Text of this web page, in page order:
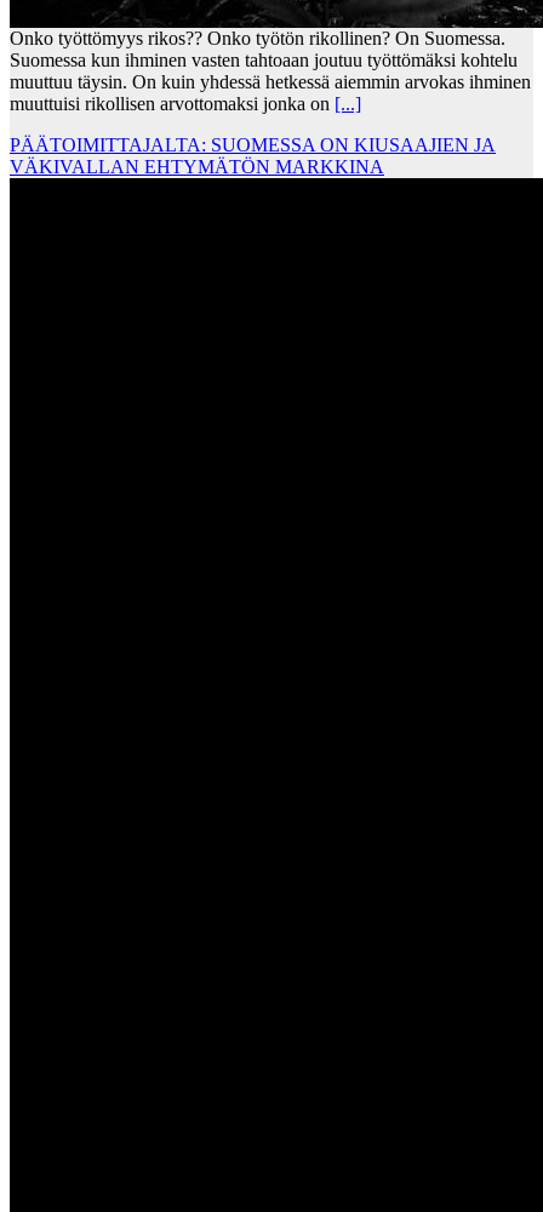
Onko työttömyys rikos?? Onko työtön rikollinen? On Suomessa.
Suomessa kun ihminen vasten tahtoaan joutuu työttömäksi kohtelu
muuttuu täysin. On kuin yhdessä hetkessä aiemmin arvokas ihminen
muuttuisi rikollisen arvottomaksi jonka on [...]
PÄÄTOIMITTAJALTA: SUOMESSA ON KIUSAAJIEN JA
VÄKIVALLAN EHTYMÄTÖN MARKKINA